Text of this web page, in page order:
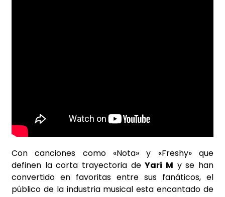
Con canciones como «Nota» y «Freshy» que
definen la corta trayectoria deYari M y se han
convertido en favoritas entre sus fanáticos, el
público de la industria musical esta encantado de